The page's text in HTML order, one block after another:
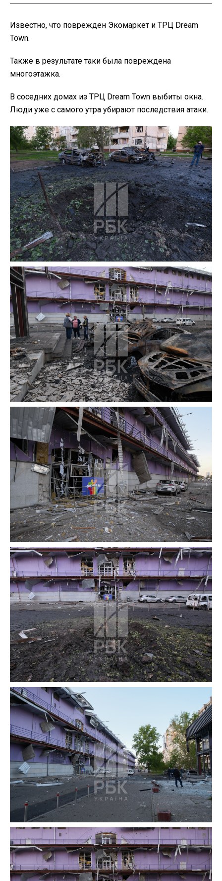
Известно, что поврежден Экомаркет и ТРЦ Dream
Town.
Также в результате таки была повреждена
многоэтажка.
В соседних домах из ТРЦ Dream Town выбиты окна.
Люди уже с самого утра убирают последствия атаки.